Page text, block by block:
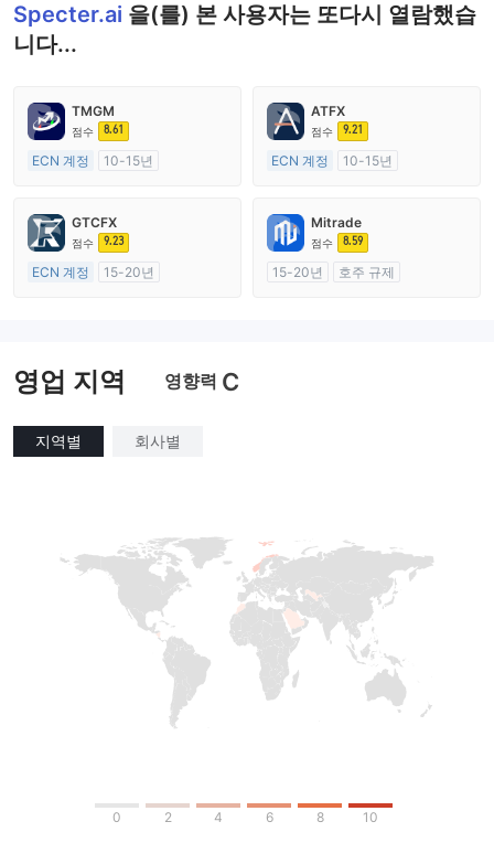
Specter.ai 을(를) 본 사용자는 또다시 열람했습
니다...
TMGM
점수 8.61
ECN 계정
10-15년
외환 거래 라이선스 (MM)
마스터 레이블 MT4
ATFX
점수 9.21
ECN 계정
10-15년
외환 거래 라이선스 (MM)
마스터 레이블 MT4
GTCFX
점수 9.23
ECN 계정
15-20년
Mitrade
점수 8.59
15-20년
호주 규제
영업 지역 영향력 C
지역별 회사별
0 2 4 6 8 10